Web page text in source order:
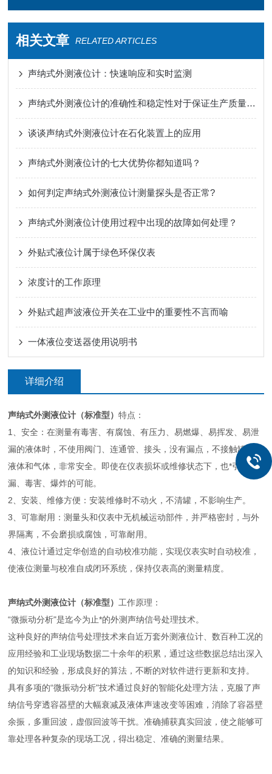
相关文章 RELATED ARTICLES
声纳式外测液位计：快速响应和实时监测
声纳式外测液位计的准确性和稳定性对于保证生产质量和安全具有重要意义
谈谈声纳式外测液位计在石化装置上的应用
声纳式外测液位计的七大优势你都知道吗？
如何判定声纳式外测液位计测量探头是否正常?
声纳式外测液位计使用过程中出现的故障如何处理？
外贴式液位计属于绿色环保仪表
浓度计的工作原理
外贴式超声波液位开关在工业中的重要性不言而喻
一体液位变送器使用说明书
详细介绍
声纳式外测液位计（标准型）特点：
1、安全：在测量有毒害、有腐蚀、有压力、易燃爆、易挥发、易泄
漏的液体时，不使用阀门、连通管、接头，没有漏点，不接触罐内的
液体和气体，非常安全。即使在仪表损坏或维修状态下，也*引起泄
漏、毒害、爆炸的可能。
2、安装、维修方便：安装维修时不动火，不清罐，不影响生产。
3、可靠耐用：测量头和仪表中无机械运动部件，并严格密封，与外
界隔离，不会磨损或腐蚀，可靠耐用。
4、液位计通过定华创造的自动校准功能，实现仪表实时自动校准，
使液位测量与校准自成闭环系统，保持仪表高的测量精度。
声纳式外测液位计（标准型） 工作原理：
“微振动分析"是迄今为止*的外测声纳信号处理技术。
这种良好的声纳信号处理技术来自近万套外测液位计、数百种工况的
应用经验和工业现场数据二十余年的积累，通过这些数据总结出深入
的知识和经验，形成良好的算法，不断的对软件进行更新和支持。
具有多项的“微振动分析"技术通过良好的智能化处理方法，克服了声
纳信号穿透容器壁的大幅衰减及液体声速改变等困难，消除了容器壁
余振，多重回波，虚假回波等干扰。准确捕获真实回波，使之能够可
靠处理各种复杂的现场工况，得出稳定、准确的测量结果。